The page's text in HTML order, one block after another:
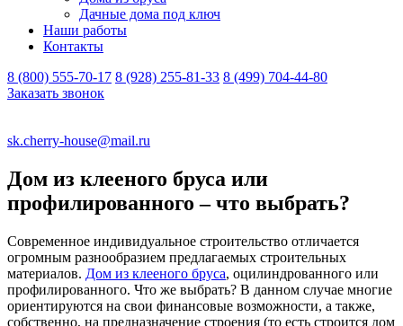
Дачные дома под ключ
Наши работы
Контакты
8 (800) 555-70-17 8 (928) 255-81-33 8 (499) 704-44-80
Заказать звонок
sk.cherry-house@mail.ru
Дом из клееного бруса или
профилированного – что выбрать?
Современное индивидуальное строительство отличается
огромным разнообразием предлагаемых строительных
материалов. Дом из клееного бруса, оцилиндрованного или
профилированного. Что же выбрать? В данном случае многие
ориентируются на свои финансовые возможности, а также,
собственно, на предназначение строения (то есть строится дом